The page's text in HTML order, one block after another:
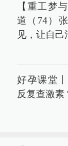
【重工梦
道（74）
见，让自己
好孕课堂
反复查激素